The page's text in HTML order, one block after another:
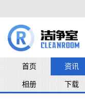
首页 资讯
相册 下载